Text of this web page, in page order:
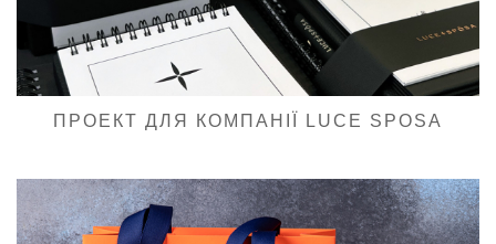
ПРОЕКТ ДЛЯ КОМПАНІЇ LUCE SPOSA